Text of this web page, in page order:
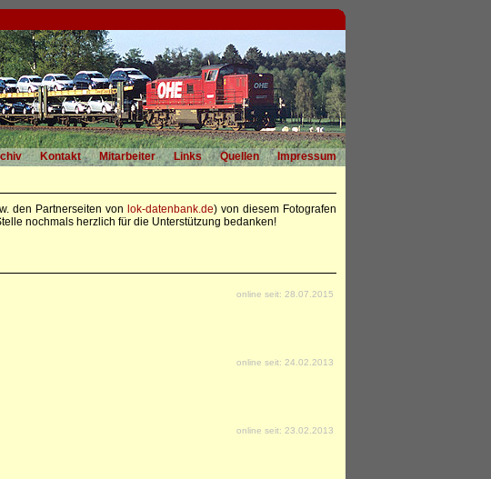
Kontakt Mitarbeiter Links Quellen
Impressum
den Partnerseiten von lok-datenbank.de) von diesem Fotografen
nochmals herzlich für die Unterstützung bedanken!
online seit: 28.07.2015
online seit: 24.02.2013
online seit: 23.02.2013